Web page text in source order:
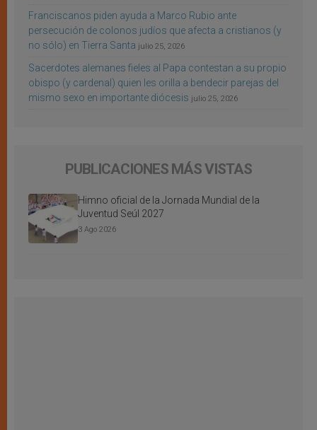
Franciscanos piden ayuda a Marco Rubio ante
persecución de colonos judíos que afecta a cristianos (y
no sólo) en Tierra Santa julio 25, 2026
Sacerdotes alemanes fieles al Papa contestan a su propio
obispo (y cardenal) quien les orilla a bendecir parejas del
mismo sexo en importante diócesis julio 25, 2026
PUBLICACIONES MÁS VISTAS
Himno oficial de la Jornada Mundial de la
Juventud Seúl 2027
3 Ago 2026